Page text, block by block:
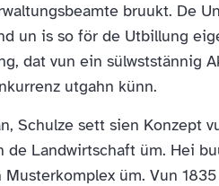
bruukt. De
un is so för de Utbillung
dat vun ein sülwststännig
utgahn künn.
Schulze sett sien Konzept
de Landwirtschaft üm. Hei
Musterkomplex üm. Vun